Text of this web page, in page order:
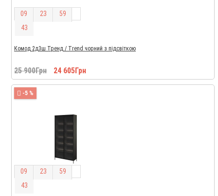
09 23 59
42
Комод 2д3ш Тренд / Trend чорний з підсвіткою
25 900Грн 24 605Грн
-5 %
09 23 59
42